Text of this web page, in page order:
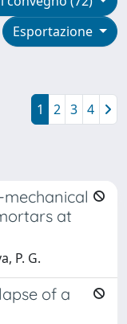
Esportazione
1 2 3 4
at
P. G.
of a